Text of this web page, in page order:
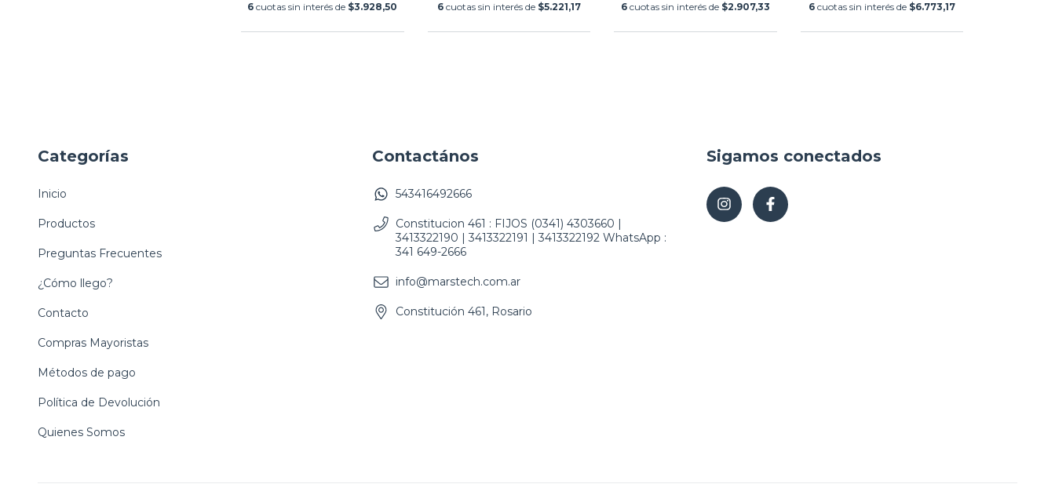
6 cuotas sin interés de $3.928,50 6 cuotas sin interés de $5.221,17 6 cuotas sin interés de $2.907,33 6 cuotas sin interés de $6.773,17
Categorías
Inicio
Productos
Preguntas Frecuentes
¿Cómo llego?
Contacto
Compras Mayoristas
Métodos de pago
Política de Devolución
Quienes Somos
Contactános
543416492666
Constitucion 461 : FIJOS (0341) 4303660 |
3413322190 | 3413322191 | 3413322192 WhatsApp :
341 649-2666
info@marstech.com.ar
Constitución 461, Rosario
Sigamos conectados